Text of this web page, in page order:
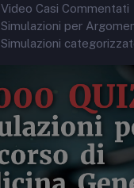
Video Casi Commentati
Simulazioni per
Simulazioni